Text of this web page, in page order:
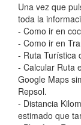
Una vez que
toda la
- Como ir en
- Como ir en
- Ruta Turística
- Calcular Ruta
Google Maps
Repsol.
- Distancia
estimado que